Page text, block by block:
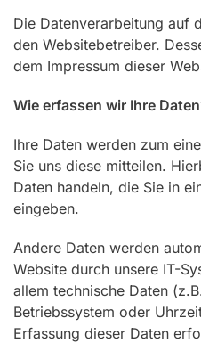
Die Datenverarbeitung auf
den Websitebetreiber.
dem Impressum dieser
Wie erfassen wir Ihre
Ihre Daten werden zum
Sie uns diese mitteilen.
Daten handeln, die Sie in
eingeben.
Andere Daten werden
Website durch unsere IT-
allem technische Daten
Betriebssystem oder
Erfassung dieser Daten